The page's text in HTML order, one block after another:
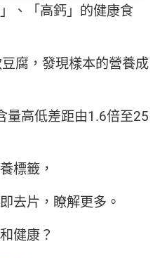
、「高鈣」的健康食
腐，發現樣本的營養成
量高低差距由1.6倍至25
標籤，
去片，瞭解更多。
健康？